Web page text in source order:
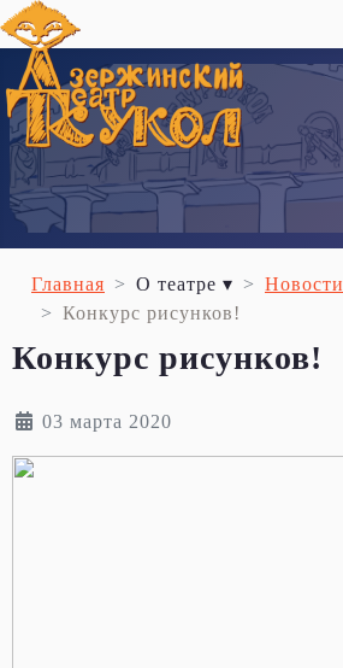
Главная О театре ▾
Новости
Конкурс рисунков!
Конкурс рисунков!
03 марта 2020